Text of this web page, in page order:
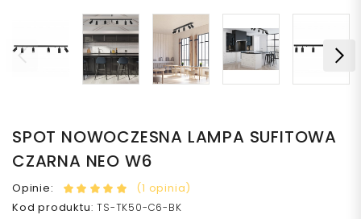
SPOT NOWOCZESNA LAMPA SUFITOWA
CZARNA NEO W6
Opinie:
(1 opinia)
Kod produktu:TS-TK50-C6-BK